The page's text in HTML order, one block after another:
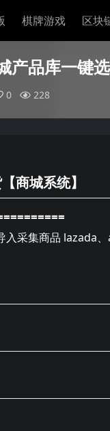
棋牌游戏 区块
产品库一键
0 228
商城系统】
入采集商品 lazada